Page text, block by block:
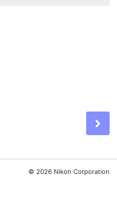
© 2026 Nikon Corporation